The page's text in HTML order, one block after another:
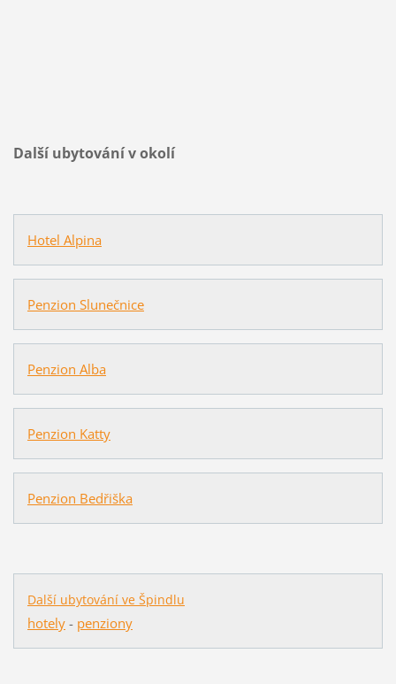
Další ubytování v okolí
Hotel Alpina
Penzion Slunečnice
Penzion Alba
Penzion Katty
Penzion Bedřiška
Další ubytování ve Špindlu
hotely- penziony